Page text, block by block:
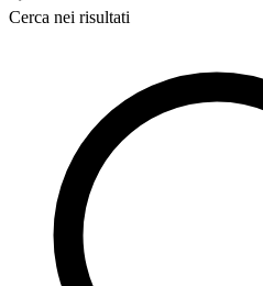
Cerca nei risultati